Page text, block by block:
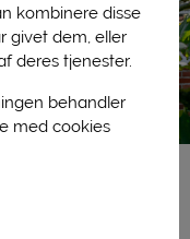
kombinere disse
givet dem, eller
deres tjenester.
behandler
med cookies
stor værdi for os”